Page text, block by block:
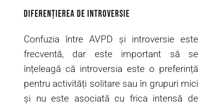
Diferențierea de Introversie
Confuzia între AVPD și introversie este
frecventă, dar este important să se
înțeleagă că introversia este o preferință
pentru activități solitare sau în grupuri mici
și nu este asociată cu frica intensă de